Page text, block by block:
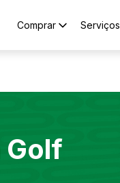
Comprar Serviços
Golf